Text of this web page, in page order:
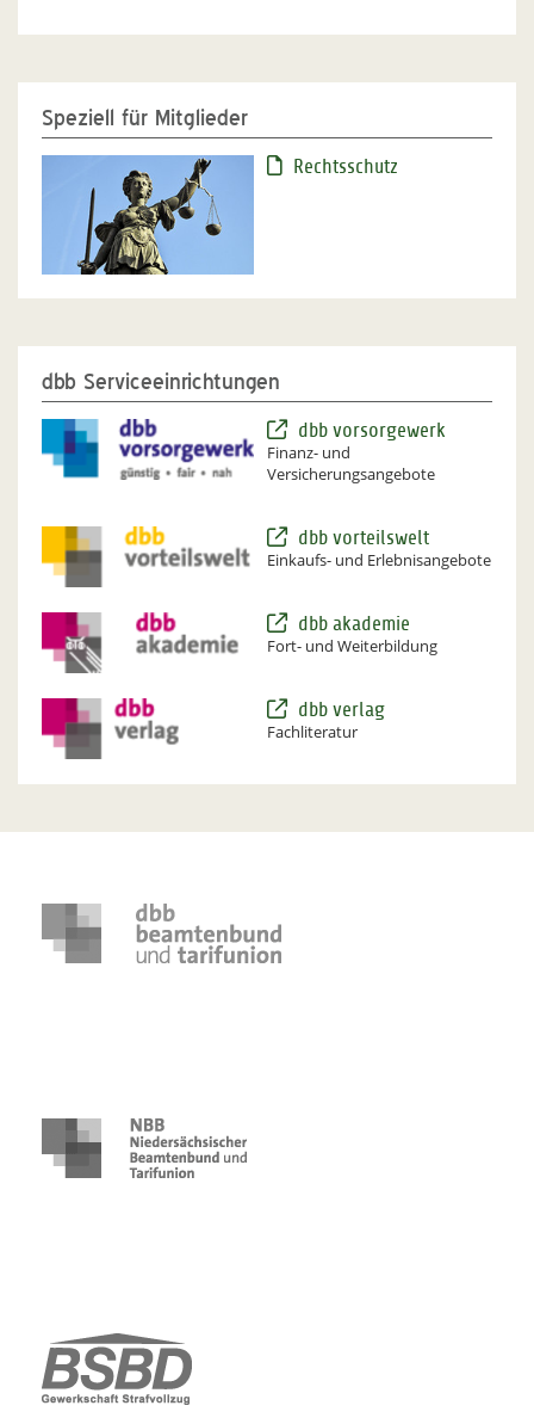
Speziell für Mitglieder
Rechtsschutz
dbb Serviceeinrichtungen
dbb vorsorgewerk
Finanz- und
Versicherungsangebote
dbb vorteilswelt
Einkaufs- und Erlebnisangebote
dbb akademie
Fort- und Weiterbildung
dbb verlag
Fachliteratur